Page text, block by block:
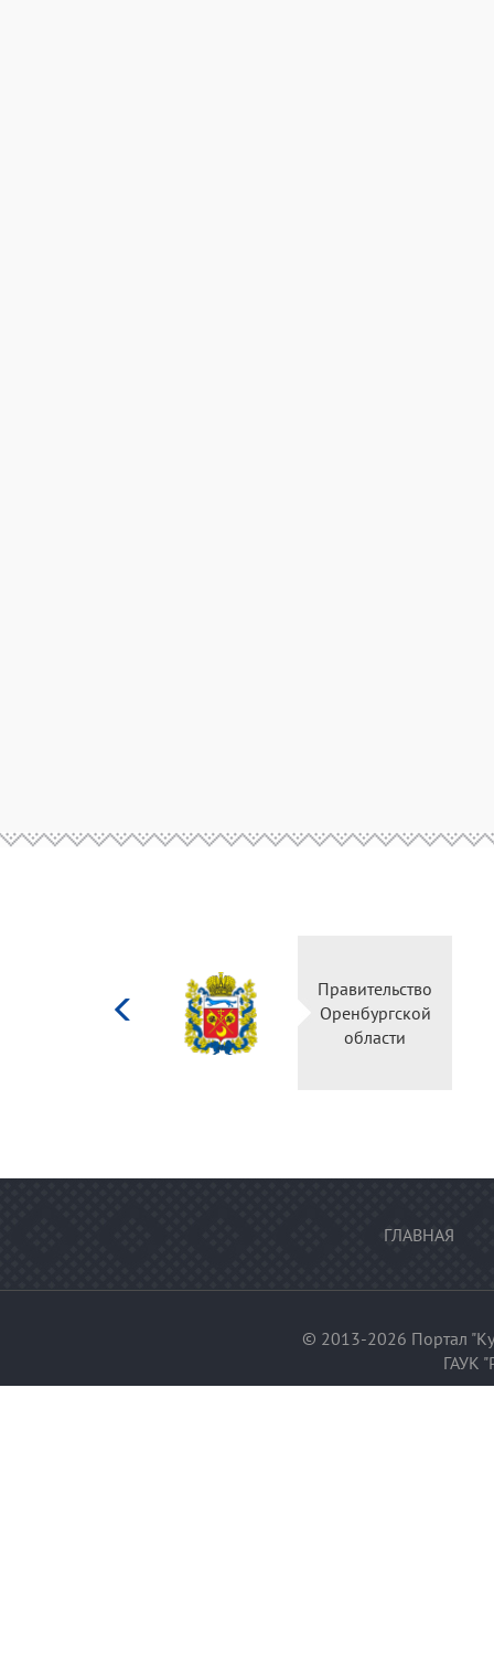
Правительство
Оренбургской
области
ГЛАВНАЯ
© 2013-2026 Портал
ГАУК